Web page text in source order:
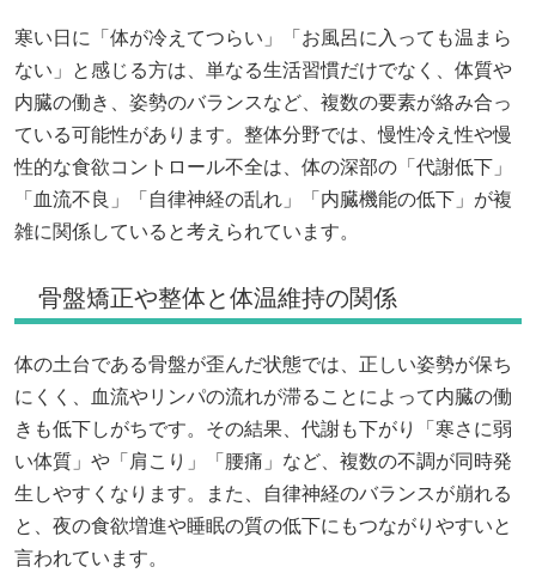
寒い日に「体が冷えてつらい」「お風呂に入っても温まら
ない」と感じる方は、単なる生活習慣だけでなく、体質や
内臓の働き、姿勢のバランスなど、複数の要素が絡み合っ
ている可能性があります。整体分野では、慢性冷え性や慢
性的な食欲コントロール不全は、体の深部の「代謝低下」
「血流不良」「自律神経の乱れ」「内臓機能の低下」が複
雑に関係していると考えられています。
骨盤矯正や整体と体温維持の関係
体の土台である骨盤が歪んだ状態では、正しい姿勢が保ち
にくく、血流やリンパの流れが滞ることによって内臓の働
きも低下しがちです。その結果、代謝も下がり「寒さに弱
い体質」や「肩こり」「腰痛」など、複数の不調が同時発
生しやすくなります。また、自律神経のバランスが崩れる
と、夜の食欲増進や睡眠の質の低下にもつながりやすいと
言われています。